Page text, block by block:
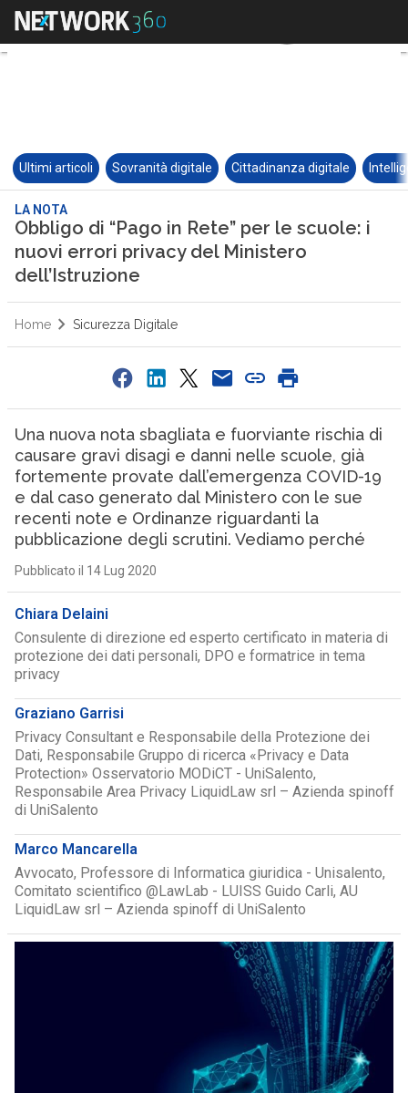
Ultimi articoli Sovranità digitale Cittadinanza digitale
LA NOTA
Obbligo di “Pago in Rete” per le scuole: i
nuovi errori privacy del Ministero
dell’Istruzione
Home Sicurezza Digitale
Una nuova nota sbagliata e fuorviante rischia di
causare gravi disagi e danni nelle scuole, già
fortemente provate dall’emergenza COVID-19
e dal caso generato dal Ministero con le sue
recenti note e Ordinanze riguardanti la
pubblicazione degli scrutini. Vediamo perché
Pubblicato il 14 Lug 2020
Chiara Delaini
Consulente di direzione ed esperto certificato in materia di
protezione dei dati personali, DPO e formatrice in tema
privacy
Graziano Garrisi
Privacy Consultant e Responsabile della Protezione dei
Dati, Responsabile Gruppo di ricerca «Privacy e Data
Protection» Osservatorio MODiCT - UniSalento,
Responsabile Area Privacy LiquidLaw srl – Azienda spinoff
di UniSalento
Marco Mancarella
Avvocato, Professore di Informatica giuridica - Unisalento,
Comitato scientifico @LawLab - LUISS Guido Carli, AU
LiquidLaw srl – Azienda spinoff di UniSalento